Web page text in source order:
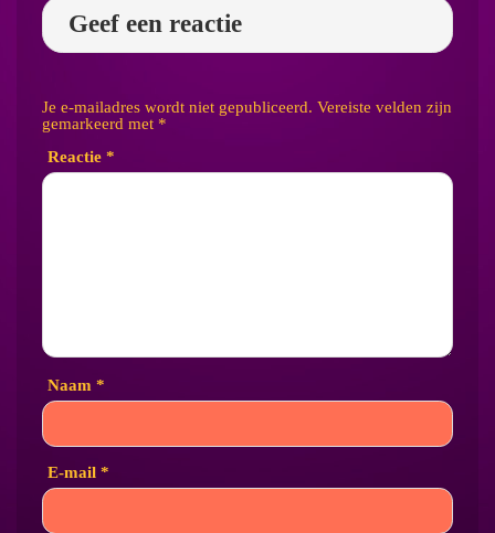
Geef een reactie
Je e-mailadres wordt niet gepubliceerd. Vereiste velden zijn
gemarkeerd met *
Reactie *
Naam *
E-mail *